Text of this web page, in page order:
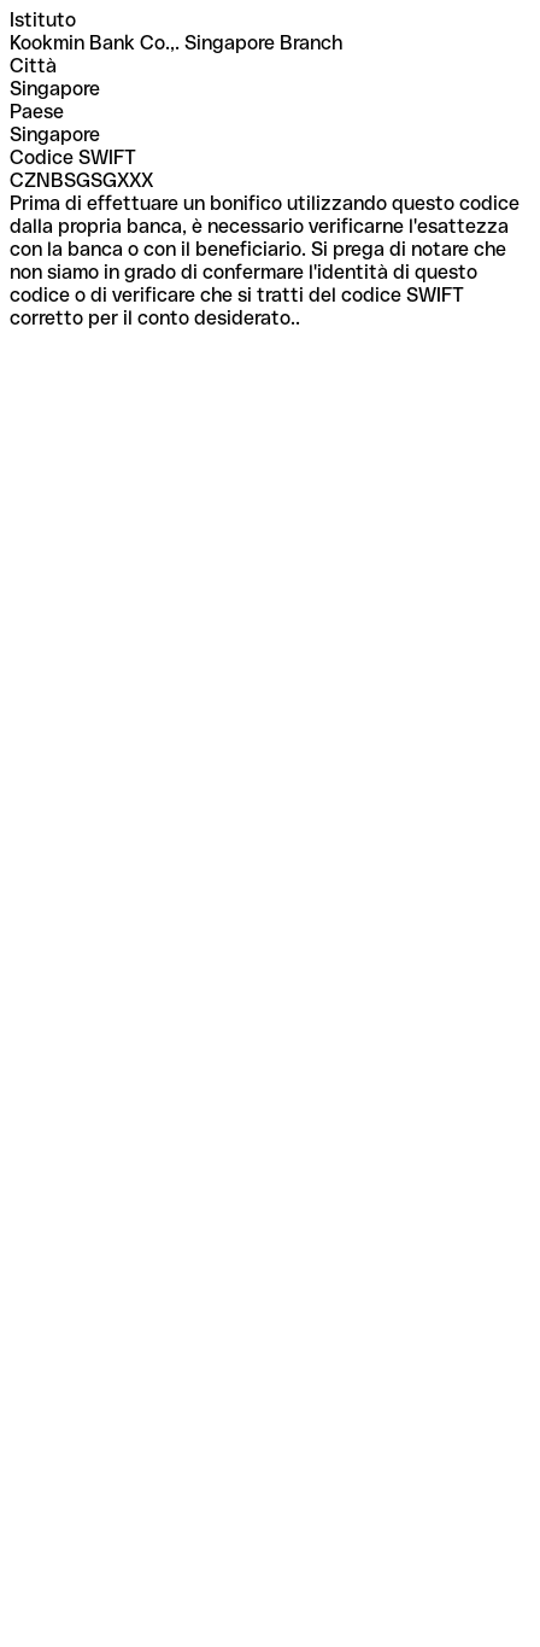
Istituto
Kookmin Bank Co.,. Singapore Branch
Città
Singapore
Paese
Singapore
Codice SWIFT
CZNBSGSGXXX
Prima di effettuare un bonifico utilizzando questo codice
dalla propria banca, è necessario verificarne l'esattezza
con la banca o con il beneficiario. Si prega di notare che
non siamo in grado di confermare l'identità di questo
codice o di verificare che si tratti del codice SWIFT
corretto per il conto desiderato..